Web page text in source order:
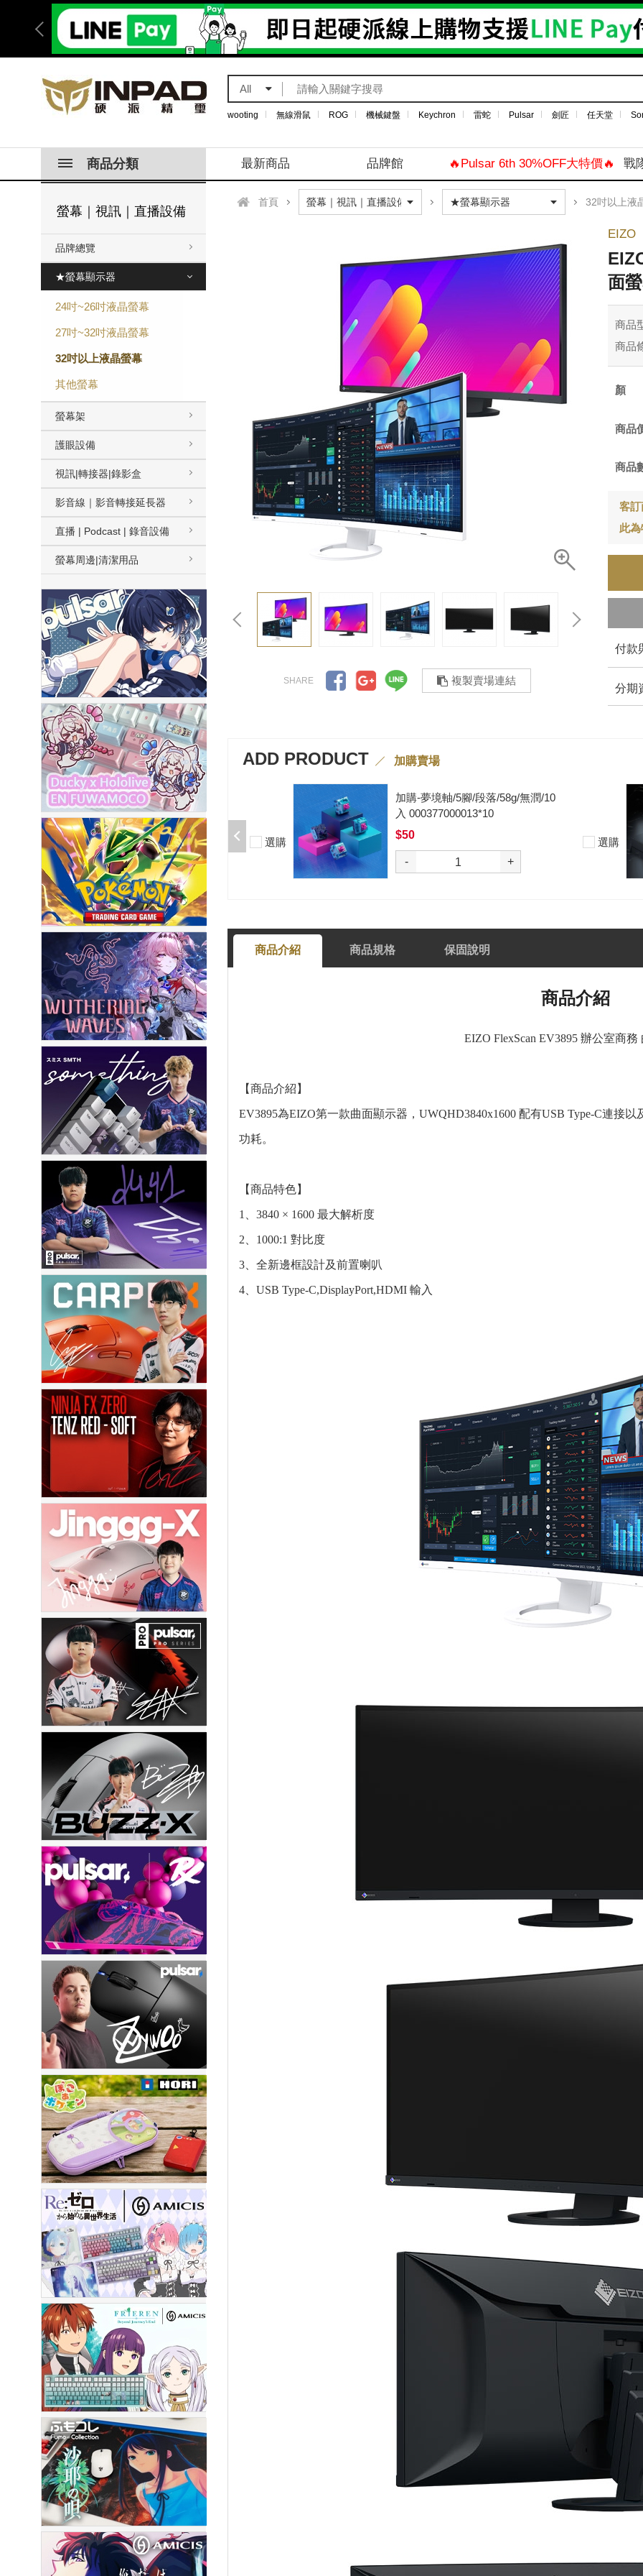
All
wooting 無線滑鼠 ROG 機械鍵盤 Keychron 雷蛇 Pulsar 劍匠 任天堂
商品分類 最新商品 品牌館 🔥Pulsar 6th 30%OFF大特價🔥 戰
螢幕｜視訊｜直播設備
品牌總覽
★螢幕顯示器
24吋~26吋液晶螢幕
27吋~32吋液晶螢幕
32吋以上液晶螢幕
其他螢幕
螢幕架
護眼設備
視訊|轉接器|錄影盒
影音線｜影音轉接延長器
直播 | Podcast | 錄音設備
螢幕周邊|清潔用品
首頁 32吋以上液
複製賣場連結
EIZO
面
商品
商品
商品
商品
客
此
付款
分期
ADD PRODUCT 加購賣場
加購-剪刀石頭布猜拳鍵帽一盒四
入000385000289
$199
- +
選購
加購-夢境軸/5腳/段落/58g/無潤/10
入 000377000013*10
$50
- +
選購
商品介紹 商品規格 保固說明
商品介紹
EIZO FlexScan EV3895 辦公室商務
【商品介紹】
EV3895為EIZO第一款曲面顯示器，UWQHD3840x1600 配有USB Type-C連接
功耗。
【商品特色】
1、3840 × 1600 最大解析度
2、1000:1 對比度
3、全新邊框設計及前置喇叭
4、USB Type-C,DisplayPort,HDMI 輸入